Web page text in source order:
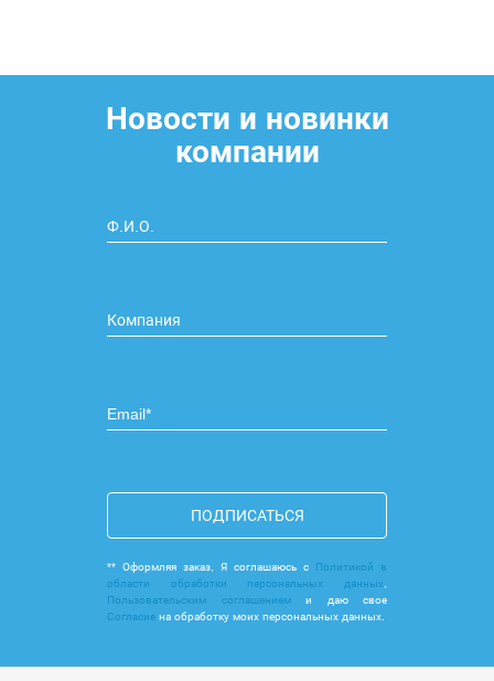
Новости и новинки
компании
ПОДПИСАТЬСЯ
** Оформляя заказ, Я соглашаюсь с Политикой в
области обработки персональных данных
Пользовательским соглашениеми даю свое
Согласие на обработку моих персональных данных.